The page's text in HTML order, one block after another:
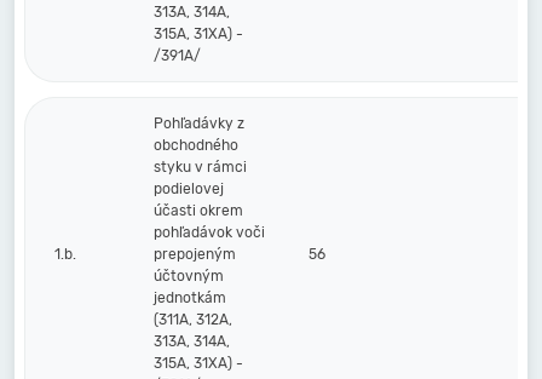
313A, 314A,
315A, 31XA) -
/391A/
1.b.
Pohľadávky z
obchodného
styku v rámci
podielovej
účasti okrem
pohľadávok voči
prepojeným
účtovným
jednotkám
(311A, 312A,
313A, 314A,
315A, 31XA) -
56